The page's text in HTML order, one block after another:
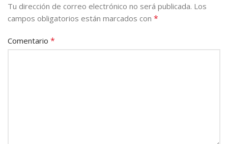
Tu dirección de correo electrónico no será publicada. Los
campos obligatorios están marcados con *
Comentario *